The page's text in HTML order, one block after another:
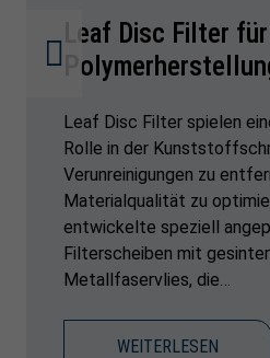
Leaf Disc Filter
Leaf Disc Filter spielen
Rolle in der
Verunreinigungen zu
Materialqualität zu
entwickelte speziell
Filterscheiben mit
Metallfaservlies, die…
WEITERLESEN